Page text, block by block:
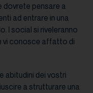
dovrete pensare a
ad entrare in una
I social si riveleranno
vi conosce affatto di
abitudini dei vostri
a strutturare una